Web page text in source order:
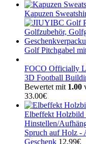
Kapuzen
Golf Pitchgabel
FOCO Officially
3D Football
Bewertet mit 1.00
33.00€
Elbeffekt Holzbild
Hinstellen/
Spruch auf Holz -
Geschenk 12.99€